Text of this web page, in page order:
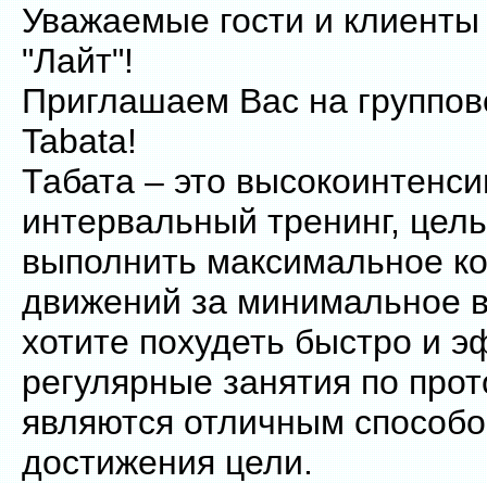
Уважаемые гости и
"Лайт"!
Приглашаем Вас на
Tabata!
Табата – это
интервальный тренинг,
выполнить максимальное
движений за минимальное
хотите похудеть быстро и
регулярные занятия по
являются отличным
достижения цели.